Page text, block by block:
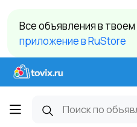
Все объявления в
приложение в RuStore